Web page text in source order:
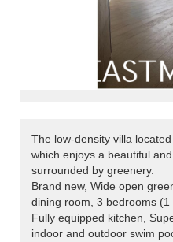
The low-density villa
which enjoys a beautiful
surrounded by greenery.
Brand new, Wide open
dining room, 3 bedrooms
Fully equipped kitchen,
indoor and outdoor swim